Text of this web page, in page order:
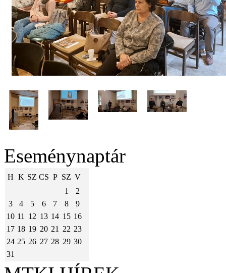
Eseménynaptár
H K SZ CS P SZ V
1
2
3
4 5 6 7 8
9
10 11 12 13 14 15 16
17 18 19 20 21 22 23
24 25 26 27 28 29 30
31